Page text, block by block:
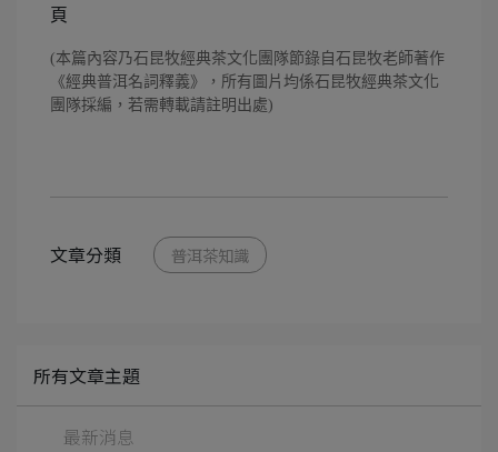
頁
(本篇內容乃石昆牧經典茶文化團隊節錄自石昆牧老師著作
《經典普洱名詞釋義》，所有圖片均係石昆牧經典茶文化
團隊採編，若需轉載請註明出處)
文章分類 普洱茶知識
所有文章主題
最新消息